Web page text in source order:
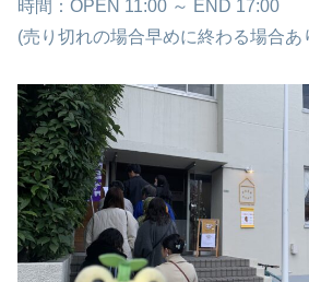
時間：OPEN 11:00 ～ END 17:00
(売り切れの場合早めに終わる場合あ